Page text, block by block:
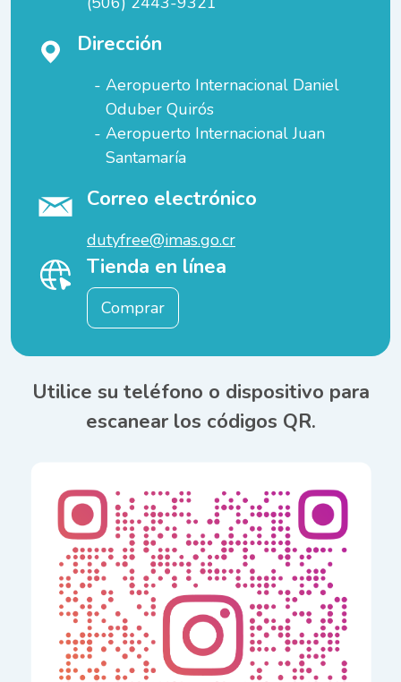
Dirección
Aeropuerto Internacional Daniel
Oduber Quirós
Aeropuerto Internacional Juan
Santamaría
Correo electrónico
dutyfree@imas.go.cr
Tienda en línea
Comprar
Utilice su teléfono o dispositivo para
escanear los códigos QR.